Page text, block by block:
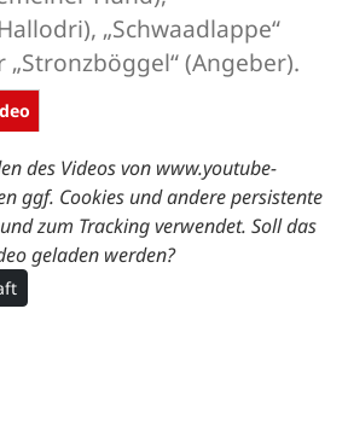
„Schwaadlappe“
„Stronzböggel“ (Angeber).
des Videos von www.youtube-
ggf. Cookies und andere persistente
zum Tracking verwendet. Soll das
geladen werden?